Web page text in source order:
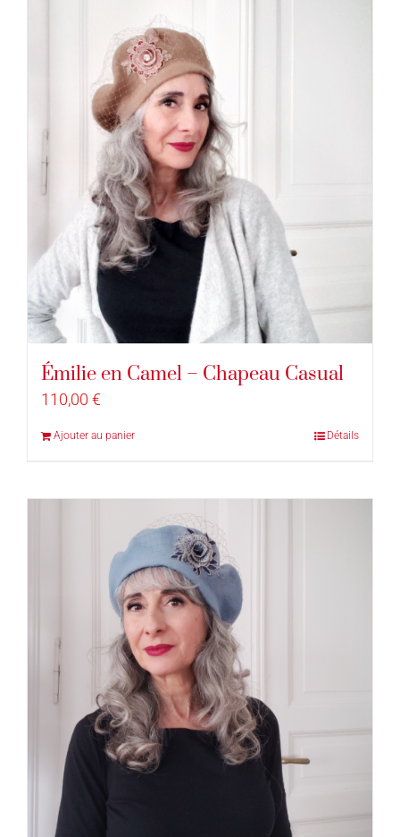
Émilie en Camel – Chapeau Casual
110,00 €
Ajouter au panier Détails